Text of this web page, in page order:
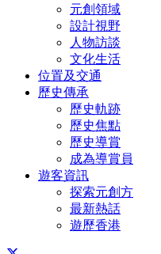
元創領域
設計視野
人物訪談
文化生活
位置及交通
歷史傳承
歷史軌跡
歷史焦點
歷史導賞
成為導賞員
遊客資訊
探索元創方
最新熱話
遊歷香港